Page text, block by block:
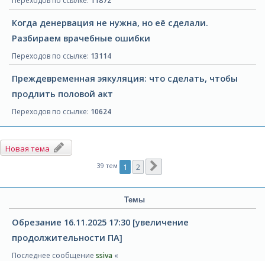
Когда денервация не нужна, но её сделали.
Разбираем врачебные ошибки
Переходов по ссылке: 13114
Преждевременная эякуляция: что сделать, чтобы
продлить половой акт
Переходов по ссылке: 10624
Новая тема
39 тем 1 2
Темы
Обрезание 16.11.2025 17:30 [увеличение
продолжительности ПА]
Последнее сообщение ssiva «